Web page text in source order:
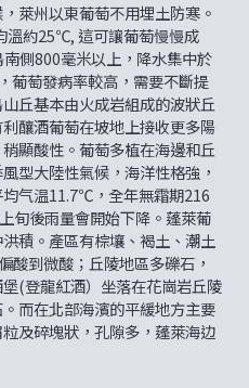
萊州以東葡萄不用埋土防寒。
約25℃, 這可讓葡萄慢慢成
側800毫米以上，降水集中於
葡萄發病率較高，需要不斷提
丘基本由火成岩組成的波狀丘
釀酒葡萄在坡地上接收更多陽
顯酸性。葡萄多植在海邊和丘
型大陸性氣候，海洋性格強，
气温11.7℃，全年無霜期216
旬後雨量會開始下降。蓬萊葡
積。產區有棕壤、褐土、潮土
酸到微酸；丘陵地區多礫石，
(登龍紅酒）坐落在花崗岩丘陵
而在北部海濱的平緩地方主要
及碎塊狀，孔隙多，蓬萊海边